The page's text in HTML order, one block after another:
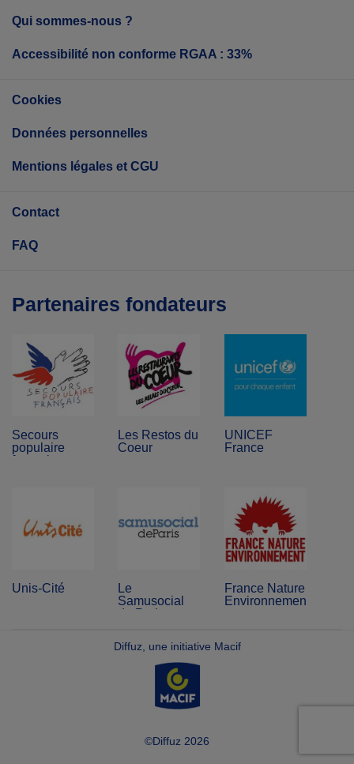
Qui sommes-nous ?
Accessibilité non conforme RGAA : 33%
Cookies
Données personnelles
Mentions légales et CGU
Contact
FAQ
Partenaires fondateurs
Secours
populaire
français
Les Restos du
Coeur
UNICEF
France
Unis-Cité
Le
Samusocial
de Paris
France Nature
Environnement
Diffuz, une initiative Macif
©Diffuz 2026